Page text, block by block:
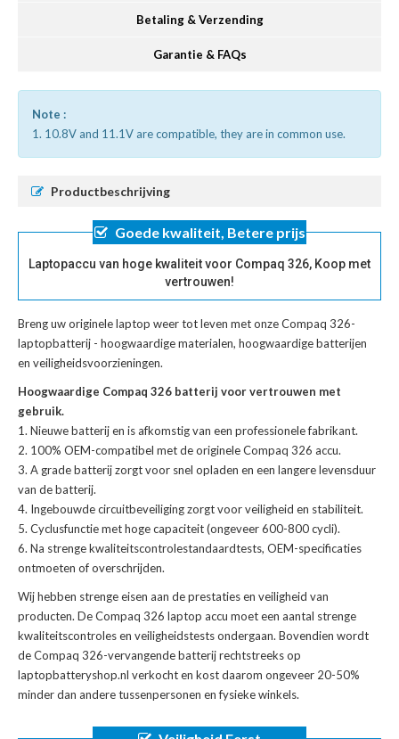
Betaling & Verzending
Garantie & FAQs
Note :
1. 10.8V and 11.1V are compatible, they are in common use.
Productbeschrijving
Goede kwaliteit, Betere prijs
Laptopaccu van hoge kwaliteit voor Compaq 326, Koop met
vertrouwen!
Breng uw originele laptop weer tot leven met onzeCompaq 326-
laptopbatterij - hoogwaardige materialen, hoogwaardige batterijen
en veiligheidsvoorzieningen.
Hoogwaardige Compaq 326 batterij voor vertrouwen met
gebruik.
Nieuwe batterij en is afkomstig van een professionele fabrikant.
100% OEM-compatibel met deoriginele Compaq 326 accu.
A grade batterij zorgt voor snel opladen en een langere levensduur
van de batterij.
Ingebouwde circuitbeveiliging zorgt voor veiligheid en stabiliteit.
Cyclusfunctie met hoge capaciteit (ongeveer 600-800 cycli).
Na strenge kwaliteitscontrolestandaardtests, OEM-specificaties
ontmoeten of overschrijden.
Wij hebben strenge eisen aan de prestaties en veiligheid van
producten. DeCompaq 326 laptop accu moet een aantal strenge
kwaliteitscontroles en veiligheidstests ondergaan. Bovendien wordt
deCompaq 326-vervangende batterijrechtstreeks op
laptopbatteryshop.nl verkocht en kost daarom ongeveer 20-50%
minder dan andere tussenpersonen en fysieke winkels.